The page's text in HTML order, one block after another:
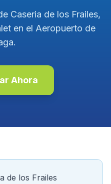
Caseria de los Frailes,
en el Aeropuerto de
Ahora
de los Frailes